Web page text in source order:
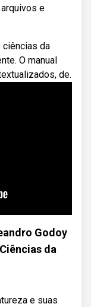
e
da
O manual
de.
Godoy
da
e suas